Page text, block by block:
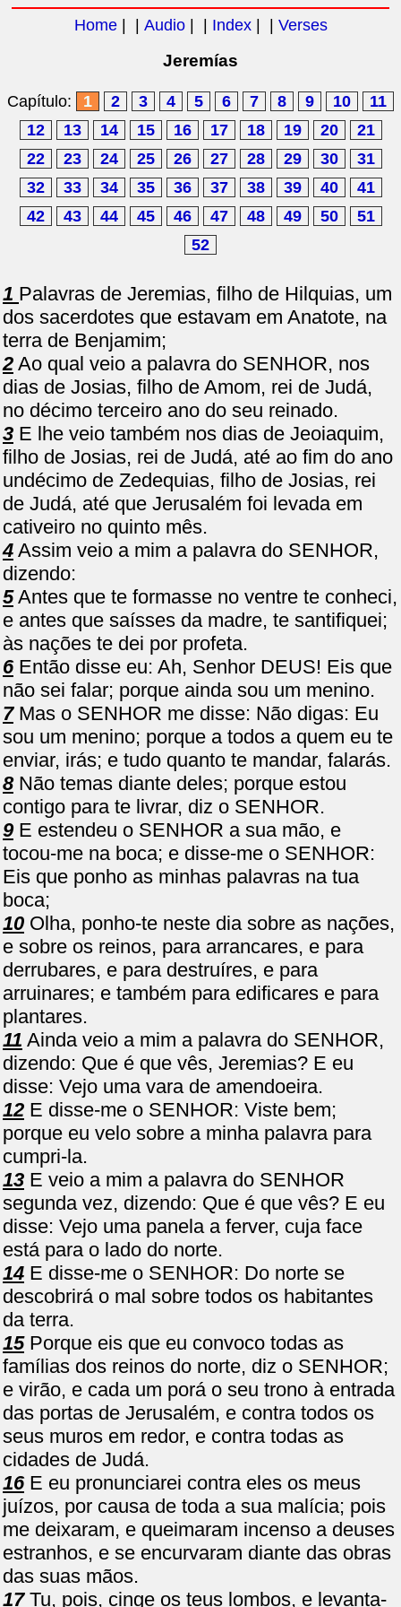
Home| | Audio| | Index| | Verses
Jeremías
Capítulo: 1 2 3 4 5 6 7 8 9 10
11
12
13 14 15 16 17 18 19 20
21
22
23 24 25 26 27 28 29 30
31
32
33 34 35 36 37 38 39 40
41
42
43 44 45 46 47 48 49 50
51
52
1 Palavras de Jeremias, filho de Hilquias, um
dos sacerdotes que estavam em Anatote, na
terra de Benjamim;
2 Ao qual veio a palavra do SENHOR, nos
dias de Josias, filho de Amom, rei de Judá,
no décimo terceiro ano do seu reinado.
3 E lhe veio também nos dias de Jeoiaquim,
filho de Josias, rei de Judá, até ao fim do ano
undécimo de Zedequias, filho de Josias, rei
de Judá, até que Jerusalém foi levada em
cativeiro no quinto mês.
4 Assim veio a mim a palavra do SENHOR,
dizendo:
5Antes que te formasse no ventre te conheci,
e antes que saísses da madre, te santifiquei;
às nações te dei por profeta.
6Então disse eu: Ah, Senhor DEUS! Eis que
não sei falar; porque ainda sou um menino.
7Mas o SENHOR me disse: Não digas: Eu
sou um menino; porque a todos a quem eu te
enviar, irás; e tudo quanto te mandar, falarás.
8Não temas diante deles; porque estou
contigo para te livrar, diz o SENHOR.
9E estendeu o SENHOR a sua mão, e
tocou-me na boca; e disse-me o SENHOR:
Eis que ponho as minhas palavras na tua
boca;
10 Olha, ponho-te neste dia sobre as nações,
e sobre os reinos, para arrancares, e para
derrubares, e para destruíres, e para
arruinares; e também para edificares e para
plantares.
11 Ainda veio a mim a palavra do SENHOR,
dizendo: Que é que vês, Jeremias? E eu
disse: Vejo uma vara de amendoeira.
12 E disse-me o SENHOR: Viste bem;
porque eu velo sobre a minha palavra para
cumpri-la.
13 E veio a mim a palavra do SENHOR
segunda vez, dizendo: Que é que vês? E eu
disse: Vejo uma panela a ferver, cuja face
está para o lado do norte.
14 E disse-me o SENHOR: Do norte se
descobrirá o mal sobre todos os habitantes
da terra.
15Porque eis que eu convoco todas as
famílias dos reinos do norte, diz o SENHOR;
e virão, e cada um porá o seu trono à entrada
das portas de Jerusalém, e contra todos os
seus muros em redor, e contra todas as
cidades de Judá.
16E eu pronunciarei contra eles os meus
juízos, por causa de toda a sua malícia; pois
me deixaram, e queimaram incenso a deuses
estranhos, e se encurvaram diante das obras
das suas mãos.
17Tu, pois, cinge os teus lombos, e levanta-